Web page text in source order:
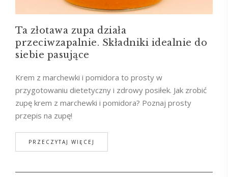
Ta złotawa zupa działa
przeciwzapalnie. Składniki idealnie do
siebie pasujące
Krem z marchewki i pomidora to prosty w
przygotowaniu dietetyczny i zdrowy posiłek. Jak zrobić
zupę krem z marchewki i pomidora? Poznaj prosty
przepis na zupę!
PRZECZYTAJ WIĘCEJ